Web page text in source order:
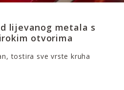
lijevanog metala s
otvorima
tostira sve vrste kruha